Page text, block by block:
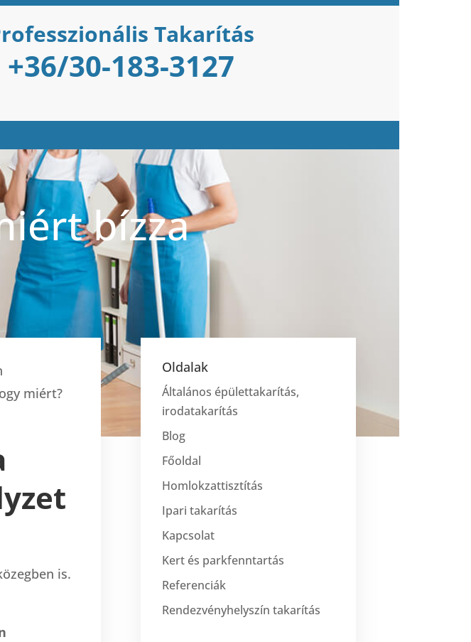
Takarítás
+36/30-183-3127
bízza
miért?
is.
Oldalak
Általános épülettakarítás,
irodatakarítás
Blog
Főoldal
Homlokzattisztítás
Ipari takarítás
Kapcsolat
Kert és parkfenntartás
Referenciák
Rendezvényhelyszín takarítás